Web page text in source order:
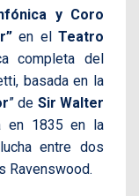
y Coro
en el Teatro
completa del
basada en la
” de Sir Walter
1835 en la
entre dos
Ravenswood.